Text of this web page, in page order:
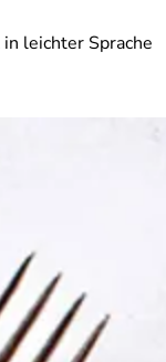
leichter Sprache